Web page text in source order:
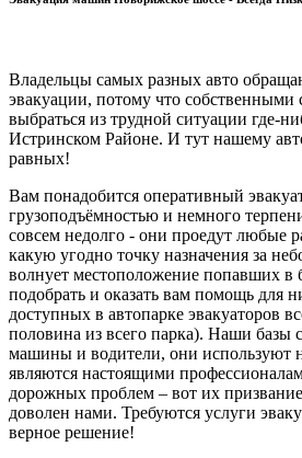
Владельцы самых разных авто
эвакуации, потому что собственными
выбраться из трудной ситуации где-
Истринском Районе. И тут нашему
равных!
Вам понадобится оперативный
грузоподъёмностью и немного
совсем недолго - они проедут любые
какую угодно точку назначения за
волнует местоположение попавших в
подобрать и оказать вам помощь для
доступных в автопарке эвакуаторов
половина из всего парка). Наши базы
машины и водители, они используют
являются настоящими
дорожных проблем – вот их
доволен нами. Требуются услуги
верное решение!